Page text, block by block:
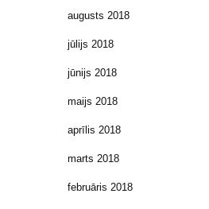
augusts 2018
jūlijs 2018
jūnijs 2018
maijs 2018
aprīlis 2018
marts 2018
februāris 2018